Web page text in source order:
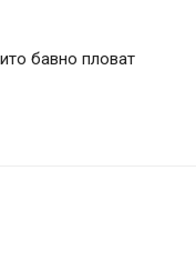
бавно пловат